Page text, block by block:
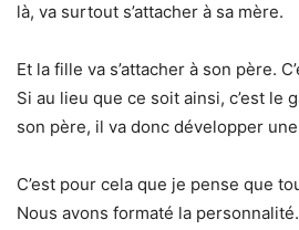
là, va surtout s’attacher à sa mère.
Et la fille va s’attacher à son père.
Si au lieu que ce soit ainsi, c’est le
son père, il va donc développer
C’est pour cela que je pense que
Nous avons formaté la personnalité.